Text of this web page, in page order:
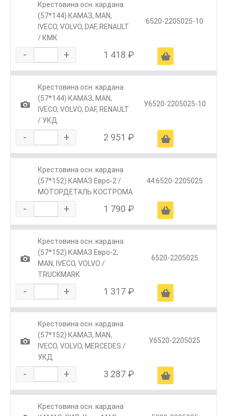
Крестовина осн. кардана
(57*144) КАМАЗ, МАN,
IVECO, VOLVO, DAF, RENAULT
/ КМК
6520-2205025-10
- + 1 418 ₽ Ä
1
Крестовина осн. кардана
(57*144) КАМАЗ, МАN,
IVECO, VOLVO, DAF, RENAULT
/ УКД
У.6520-2205025-10
- + 2 951 ₽ Ä
Крестовина осн. кардана
(57*152) КАМАЗ Евро-2 /
МОТОРДЕТАЛЬ КОСТРОМА
44.6520-2205025
- + 1 790 ₽ Ä
1
Крестовина осн. кардана
(57*152) КАМАЗ Евро-2,
МАN, IVECO, VOLVO /
TRUCKMARK
6520-2205025
- + 1 317 ₽ Ä
1
Крестовина осн. кардана
(57*152) КАМАЗ, МАN,
IVECO, VOLVO, MERCEDES /
УКД
У.6520-2205025
- + 3 287 ₽ Ä
Крестовина осн. кардана